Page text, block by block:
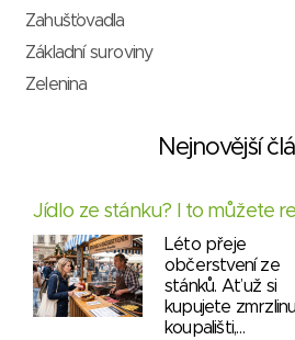
Zahušťovadla
Základní suroviny
Zelenina
Nejnovější
Jídlo ze stánku? I to můžete
Léto přeje
občerstvení ze
stánků. Ať už si
kupujete
koupališti,…